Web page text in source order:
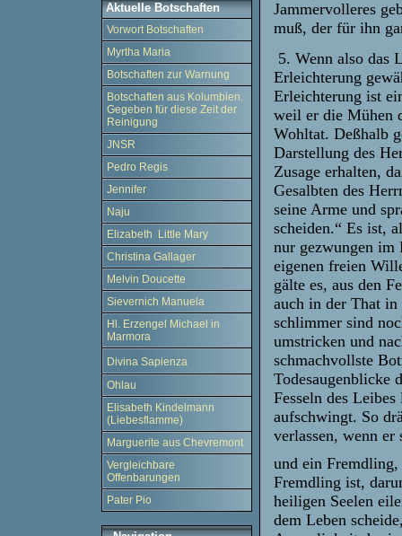
Aktuelle Botschaften
Vorwort Botschaften
Myrtha Maria
Botschaften zur Warnung
Botschaften aus Kolumbien.
Gegeben für diese Zeit der
Reinigung
JNSR
Pedro Regis
Jennifer
Naju
Elizabeth Little Mary
Christina Gallager
Melvin Doucette
Sievernich Manuela
Hl. Erzengel Michael in
Marmora
Divina Sapienza
Ohlau
Elisabeth Kindelmann
(Liebesflamme)
Marguerite aus Chevremont
Vergleichbare
Offenbarungen
Pater Pio
Jammervolleres
muß, der für ihn
5. Wenn also das
Erleichterung
Erleichterung ist
weil er die Mühen
Wohltat. Deßhalb
Darstellung des
Zusage erhalten,
Gesalbten des
seine Arme und
scheiden.“ Es ist,
nur gezwungen im
eigenen freien
gälte es, aus den
auch in der That in
schlimmer sind
umstricken und
schmachvollste
Todesaugenblicke
Fesseln des
aufschwingt. So
verlassen, wenn
und ein Fremdling,
Fremdling ist,
heiligen Seelen
dem Leben